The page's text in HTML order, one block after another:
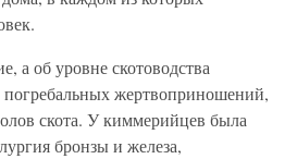
а об уровне скотоводства
погребальных жертвоприношений,
скота. У киммерийцев была
бронзы и железа,